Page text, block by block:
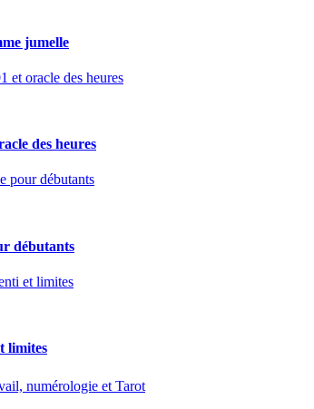
jumelle
des heures
débutants
limites